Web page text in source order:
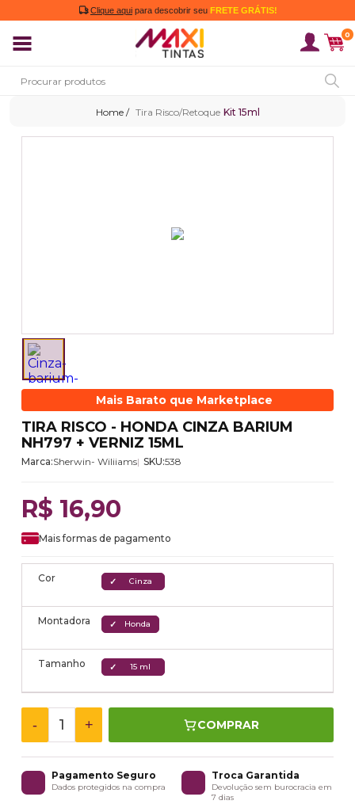
Clique aqui para descobrir seu FRETE GRÁTIS!
0
Tira Risco/Retoque Kit 15ml
Mais Barato que Marketplace
TIRA RISCO - HONDA CINZA BARIUM
NH797 + VERNIZ 15ML
Marca:Sherwin- Wiliiams SKU:538
R$ 16,90
Mais formas de pagamento
Cor Cinza
Montadora Honda
Tamanho 15 ml
- + COMPRAR
Pagamento Seguro
Dados protegidos na compra
Troca Garantida
Devolução sem burocracia em
7 dias